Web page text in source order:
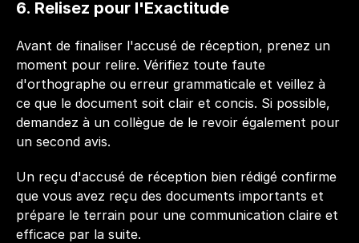
6. Relisez pour l'Exactitude
Avant de finaliser l'accusé de réception, prenez un
moment pour relire. Vérifiez toute faute
d'orthographe ou erreur grammaticale et veillez à
ce que le document soit clair et concis. Si possible,
demandez à un collègue de le revoir également pour
un second avis.
Un reçu d'accusé de réception bien rédigé confirme
que vous avez reçu des documents importants et
prépare le terrain pour une communication claire et
efficace par la suite.